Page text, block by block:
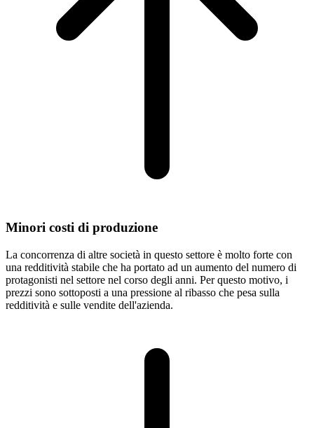
Minori costi di produzione
La concorrenza di altre società in questo settore è molto forte con
una redditività stabile che ha portato ad un aumento del numero di
protagonisti nel settore nel corso degli anni. Per questo motivo, i
prezzi sono sottoposti a una pressione al ribasso che pesa sulla
redditività e sulle vendite dell'azienda.